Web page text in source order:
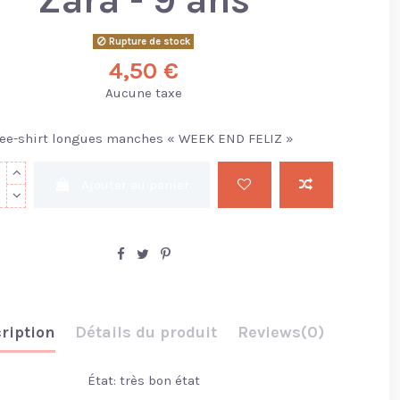
Rupture de stock
4,50 €
Aucune taxe
shirt longues manches « WEEK END FELIZ »
Détails du produit Reviews(0)
État: très bon état